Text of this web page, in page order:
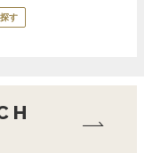
す